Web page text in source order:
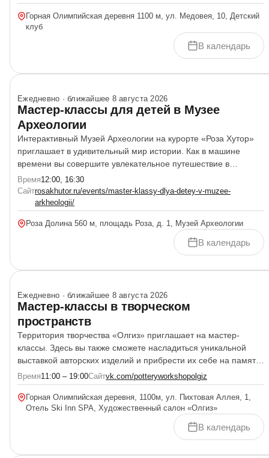
радость вашего отдыха в горах Творческие мастер-классы:
Кулинарные мастер-классы:&nbsp; Все материалы включены.
Готовую работу забираете с собой
Горная Олимпийская деревня 1100 м, ул. Медовея, 10, Детский
клуб
В календарь
Ежедневно · ближайшее 8 августа 2026
Мастер-классы для детей в Музее
Археологии
Интерактивный Музей Археологии на курорте «Роза Хутор»
приглашает в удивительный мир истории. Как в машине
времени вы совершите увлекательное путешествие в
прошлое, оживающее с помощью самых современных
технологий. День первобытного человека, 16:30Дети
познакомятся с орудиями труда и охоты первобытного
человека, сошьют одежду из шкуры, научатся делать
амулеты, создавать наскальные рисунки. Археологическое
приключение, 12:00Возможность почувствовать себя [&hellip;]
Время12:00, 16:30
Сайтrosakhutor.ru/events/master-klassy-dlya-detey-v-muzee-
arkheologii/
Роза Долина 560 м, площадь Роза, д. 1, Музей Археологии
В календарь
Ежедневно · ближайшее 8 августа 2026
Мастер-классы в творческом
пространств
Территория творчества «Олгиз» приглашает на мастер-
классы. Здесь вы также сможете насладиться уникальной
выставкой авторских изделий и прибрести их себе на память
или в подарок близким. Мастер-классы в художественном
салоне «Олгиз»:Живопись (акрил), сухое валяние из шерсти,
роспись по керамическим заготовкам, лепка из полимерной
глины, изготовление украшений.
Время11:00 – 19:00Сайтvk.com/potteryworkshopolgiz
Горная Олимпийская деревня, 1100м, ул. Пихтовая Аллея, 1,
Отель Ski Inn SPA, Художественный салон «Олгиз»
В календарь